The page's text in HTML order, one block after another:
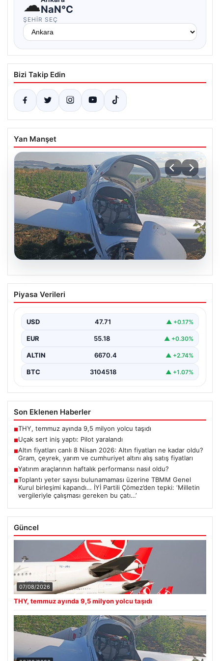
☁NaN°C
ŞEHIR SEÇ
Bizi Takip Edin
Yan Manşet
06.08.2026
Uçak sert iniş yaptı: Pilot yaralandı
Piyasa Verileri
USD 47.71 ▲ +0.17%
EUR 55.18 ▲ +0.30%
ALTIN 6670.4 ▲ +2.74%
BTC 3104518 ▲ +1.07%
Son Eklenen Haberler
■THY, temmuz ayında 9,5 milyon yolcu taşıdı
■Uçak sert iniş yaptı: Pilot yaralandı
■Altın fiyatları canlı 8 Nisan 2026: Altın fiyatları ne kadar oldu?
Gram, çeyrek, yarım ve cumhuriyet altını alış satış fiyatları
■Yatırım araçlarının haftalık performansı nasıl oldu?
■Toplantı yeter sayısı bulunamaması üzerine TBMM Genel
Kurul birleşimi kapandı… İYİ Partili Çömez’den tepki: ‘Milletin
vergileriyle çalışması gereken bu çatı…’
Güncel
07/08/2026
THY, temmuz ayında 9,5 milyon yolcu taşıdı